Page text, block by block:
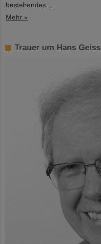
bestehendes…
Mehr »
Trauer um Hans